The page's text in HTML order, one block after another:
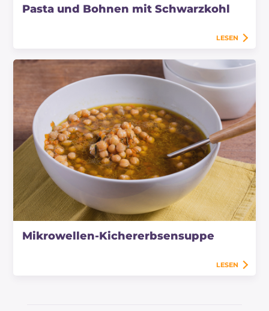
Pasta und Bohnen mit Schwarzkohl
LESEN
Mikrowellen-Kichererbsensuppe
LESEN